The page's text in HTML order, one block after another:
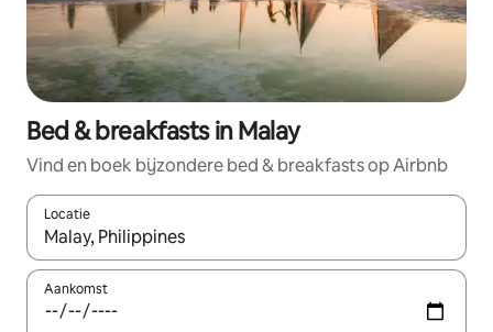
Bed & breakfasts in Malay
Vind en boek bijzondere bed & breakfasts op Airbnb
Locatie
Wanneer er suggesties beschikbaar zijn, maak je een keuze
Aankomst